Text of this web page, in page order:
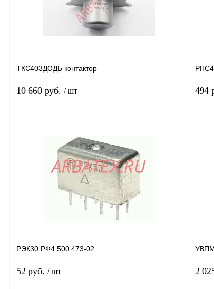
ТКС403ДОДБ контактор
10 660 руб. / шт
Купить в 1 клик Сравнение
наличии
494
РЭК30 РФ4.500.473-02
52 руб. / шт 2